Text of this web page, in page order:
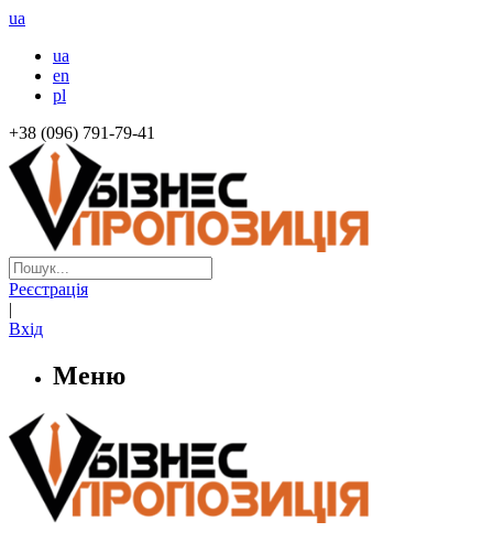
ua
ua
en
pl
+38 (096) 791-79-41
Реєстрація
|
Вхід
Меню